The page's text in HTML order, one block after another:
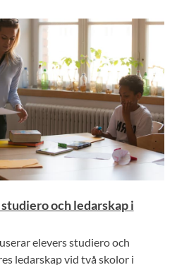
och ledarskap i
elevers studiero och
ledarskap vid två skolor i